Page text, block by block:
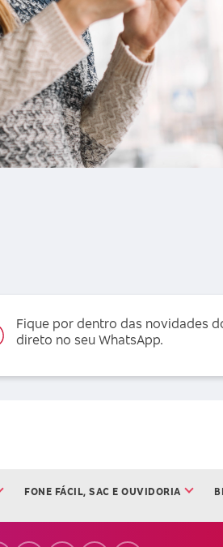
Fique por dentro das novidades
direto no seu WhatsApp.
FONE FÁCIL, SAC E OUVIDORIA